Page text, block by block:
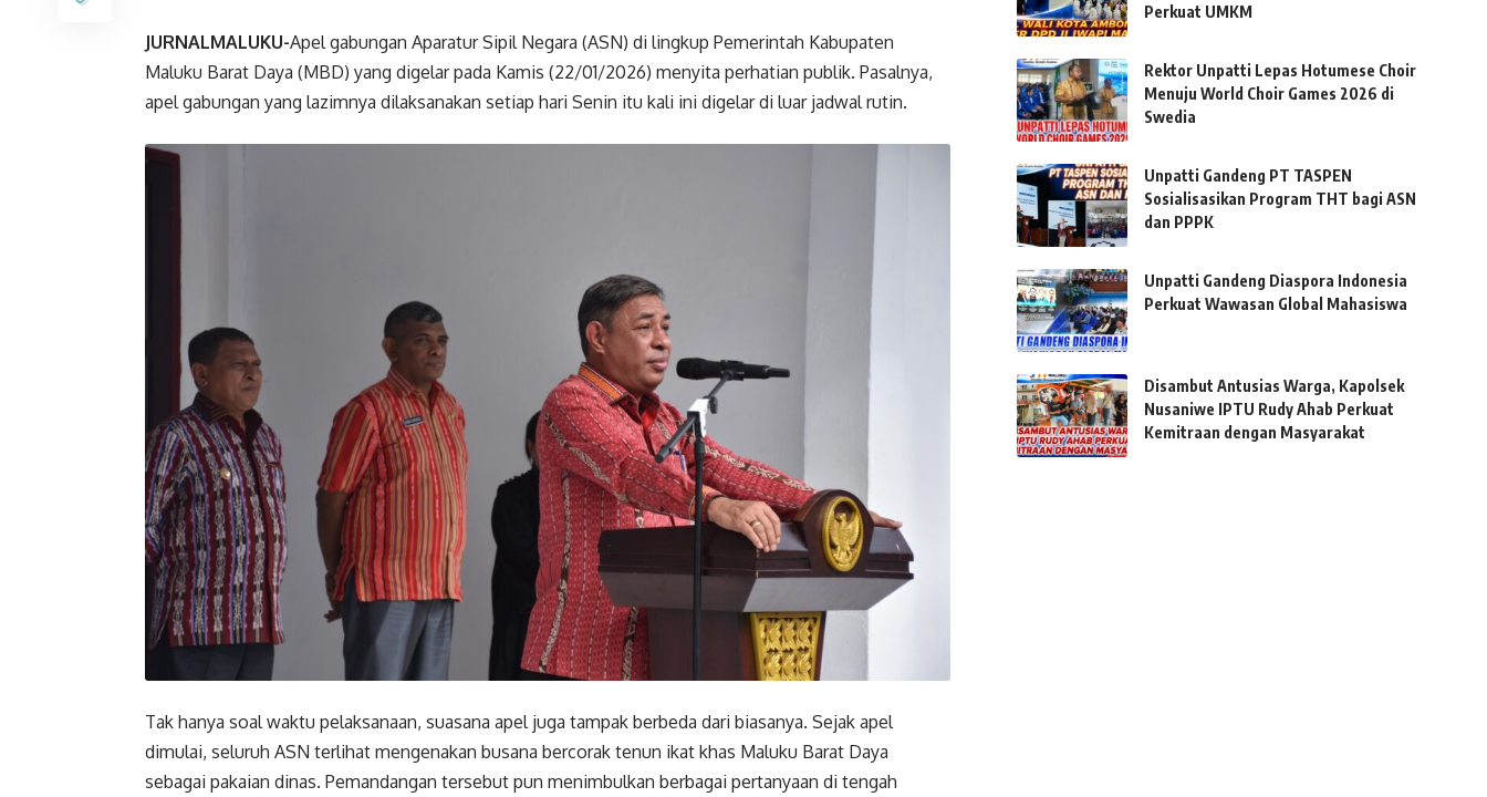
JURNALMALUKU-Apel gabungan Aparatur Sipil Negara (ASN) di lingkup Pemerintah Kabupaten
Maluku Barat Daya (MBD) yang digelar pada Kamis (22/01/2026) menyita perhatian publik. Pasalnya,
apel gabungan yang lazimnya dilaksanakan setiap hari Senin itu kali ini digelar di luar jadwal rutin.
Tak hanya soal waktu pelaksanaan, suasana apel juga tampak berbeda dari biasanya. Sejak apel
dimulai, seluruh ASN terlihat mengenakan busana bercorak tenun ikat khas Maluku Barat Daya
sebagai pakaian dinas. Pemandangan tersebut pun menimbulkan berbagai pertanyaan di tengah
Perkuat UMKM
Rektor Unpatti Lepas Hotumese Choir
Menuju World Choir Games 2026 di
Swedia
Unpatti Gandeng PT TASPEN
Sosialisasikan Program THT bagi ASN
dan PPPK
Unpatti Gandeng Diaspora Indonesia
Perkuat Wawasan Global Mahasiswa
Disambut Antusias Warga, Kapolsek
Nusaniwe IPTU Rudy Ahab Perkuat
Kemitraan dengan Masyarakat